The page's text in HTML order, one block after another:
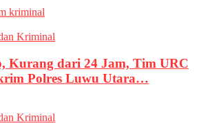
kriminal
Kriminal
Kurang dari 24 Jam, Tim URC
Polres Luwu Utara…
Kriminal